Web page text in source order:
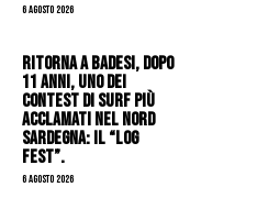
6 Agosto 2026
Ritorna a Badesi, dopo
11 anni, uno dei
contest di surf più
acclamati nel nord
Sardegna: il “Log
Fest”.
6 Agosto 2026